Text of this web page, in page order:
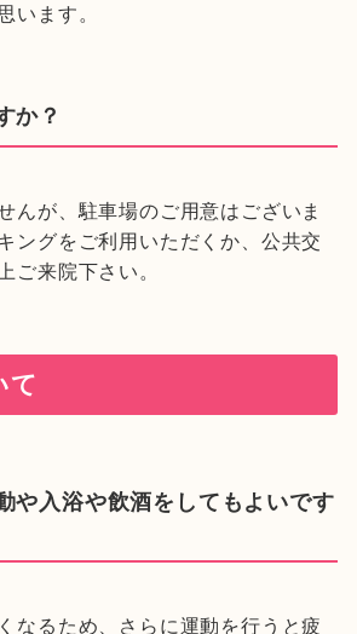
います。
か？
んが、駐車場のご用意はございま
ングをご利用いただくか、公共交
ご来院下さい。
て
や入浴や飲酒をしてもよいです
なるため、さらに運動を行うと疲